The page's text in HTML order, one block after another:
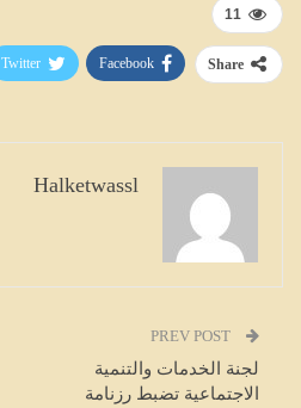
11
Share
Facebook
Twitter
Halketwassl
لجنة الخدمات والتنمية
الاجتماعية تضبط رزنامة